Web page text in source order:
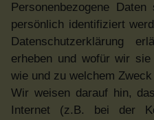
Personenbezogene
persönlich identifiziert
Datenschutzerklärung
erheben und wofür wir
wie und zu welchem
Wir weisen darauf hin,
Internet (z.B. bei der